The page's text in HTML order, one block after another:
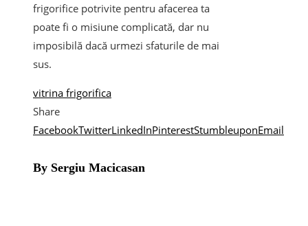
frigorifice potrivite pentru afacerea ta
poate fi o misiune complicată, dar nu
imposibilă dacă urmezi sfaturile de mai
sus.
vitrina frigorifica
Share
FacebookTwitterLinkedInPinterestStumbleuponEmail
By Sergiu Macicasan